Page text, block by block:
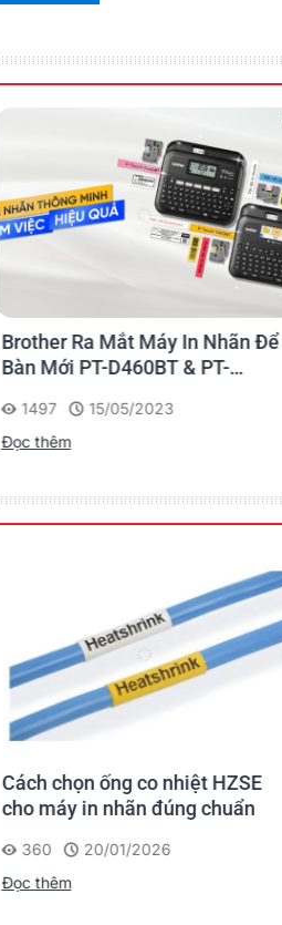
Brother Ra Mắt Máy In Nhãn Để
Bàn Mới PT-D460BT & PT-
Cho Dân Văn Phòng
1497
15/05/2023
Đọc thêm
Cách chọn ống co nhiệt HZSE
cho máy in nhãn đúng chuẩn
360
20/01/2026
Đọc thêm